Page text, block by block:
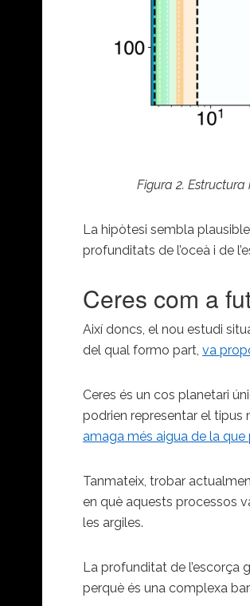
Figura 2.
La hipòtesi sembla
profunditats de l’oceà i de
Ceres com a
Així doncs, el nou estudi
del qual formo part,va
Ceres és un cos planetari
podrien representar el tipus
amaga més aigua de la que
Tanmateix, trobar
en què aquests processos
les argiles.
La profunditat de l’escorça
perquè és una complexa